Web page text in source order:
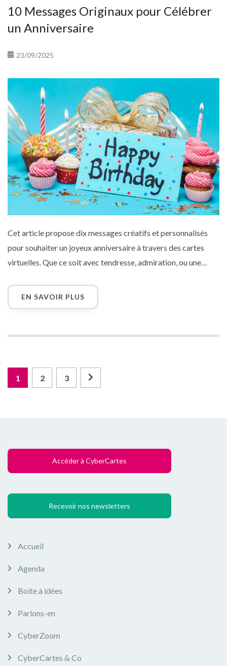
10 Messages Originaux pour Célébrer
un Anniversaire
23/09/2025
Cet article propose dix messages créatifs et personnalisés
pour souhaiter un joyeux anniversaire à travers des cartes
virtuelles. Que ce soit avec tendresse, admiration, ou une
liens et apporter de la joie à vos proches lors de leur journée
spéciale.
EN SAVOIR PLUS
Posts
Page
1 Page
2 Page
3
Accéder à CyberCartes
Recevoir nos newsletters
Accueil
Agenda
Boite à idées
Parlons-en
CyberZoom
CyberCartes & Co